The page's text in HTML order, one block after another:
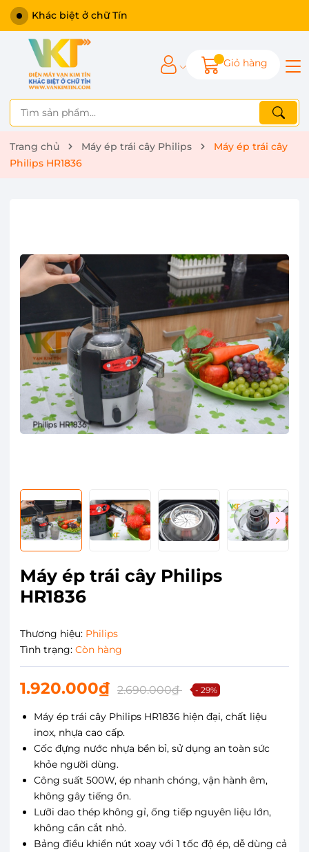
Khác biệt ở chữ Tín
Giỏ hàng
Trang chủ Máy ép trái cây Philips
Máy ép trái cây
Philips HR1836
Máy ép trái cây Philips
HR1836
Thương hiệu: Philips
Tình trạng: Còn hàng
1.920.000₫ 2.690.000₫ - 29%
Máy ép trái cây Philips HR1836 hiện đại, chất liệu
inox, nhựa cao cấp.
Cốc đựng nước nhựa bền bỉ, sử dụng an toàn sức
khỏe người dùng.
Công suất 500W, ép nhanh chóng, vận hành êm,
không gây tiếng ồn.
Lưỡi dao thép không gỉ, ống tiếp nguyên liệu lớn,
không cần cắt nhỏ.
Bảng điều khiển nút xoay với 1 tốc độ ép, dễ dùng cả